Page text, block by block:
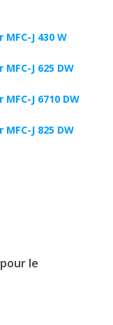
J 430 W
J 625 DW
J 6710 DW
J 825 DW
le